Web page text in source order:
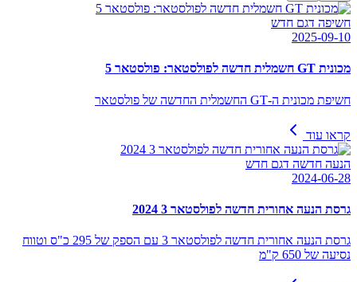
חשיפה דגם חדש
2025-09-10
מכונית GT חשמלית חדשה לפולסטאר: פולסטאר 5
חשיפת מכונית ה-GT החשמלית החדשה של פולסטאר
קראו עוד
הנעה חדשה דגם חדש
2024-06-28
גרסת הנעה אחורית חדשה לפולסטאר 3 2024
גרסת הנעה אחורית חדשה לפולסטאר 3 עם הספק של 295 כ"ס וטווח
נסיעה של 650 ק"מ